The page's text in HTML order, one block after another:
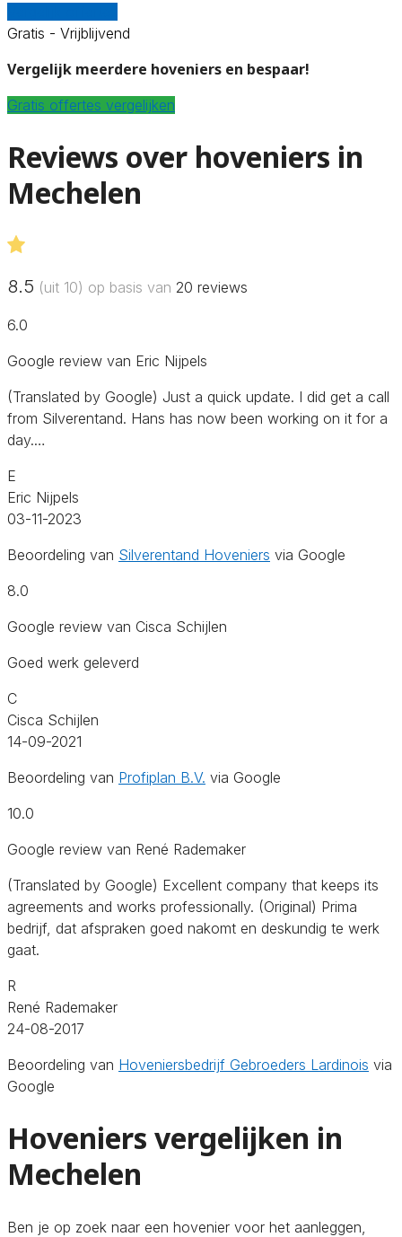
Gratis - Vrijblijvend
Vergelijk meerdere hoveniers en bespaar!
Gratis offertes vergelijken
Reviews over hoveniers in
Mechelen
8.5 (uit 10) op basis van 20 reviews
6.0
Google review van Eric Nijpels
(Translated by Google) Just a quick update. I did get a call
from Silverentand. Hans has now been working on it for a
day.…
E
Eric Nijpels
03-11-2023
Beoordeling van Silverentand Hoveniers via Google
8.0
Google review van Cisca Schijlen
Goed werk geleverd
C
Cisca Schijlen
14-09-2021
Beoordeling van Profiplan B.V. via Google
10.0
Google review van René Rademaker
(Translated by Google) Excellent company that keeps its
agreements and works professionally. (Original) Prima
bedrijf, dat afspraken goed nakomt en deskundig te werk
gaat.
R
René Rademaker
24-08-2017
Beoordeling van Hoveniersbedrijf Gebroeders Lardinois via
Google
Hoveniers vergelijken in
Mechelen
Ben je op zoek naar een hovenier voor het aanleggen,